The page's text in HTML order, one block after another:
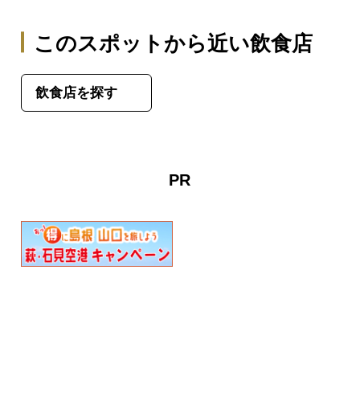
このスポットから近い飲食店
飲食店を探す
PR